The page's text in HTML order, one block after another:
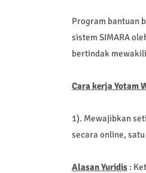
Program bantuan
sistem SIMARA
bertindak
Cara kerja Yotam
1). Mewajibkan
secara online,
Alasan Yuridis: